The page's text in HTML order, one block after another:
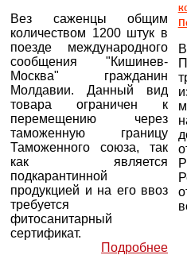
Вез саженцы общим
количеством 1200 штук в
поезде международного
сообщения "Кишинев-
Москва" гражданин
Молдавии. Данный вид
товара ограничен к
перемещению через
таможенную границу
Таможенного союза, так
как является
подкарантинной
продукцией и на его ввоз
требуется
фитосанитарный
сертификат.
Подробнее